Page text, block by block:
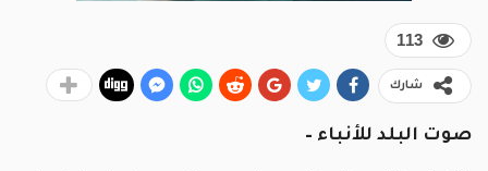
113
شارك
صوت البلد للأنباء –